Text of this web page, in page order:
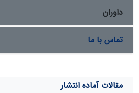
داوران
تماس با ما
مقالات آماده انتشار